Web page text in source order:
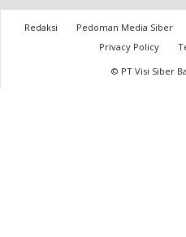
Redaksi Pedoman Media Siber
Privacy Policy
© PT Visi Siber